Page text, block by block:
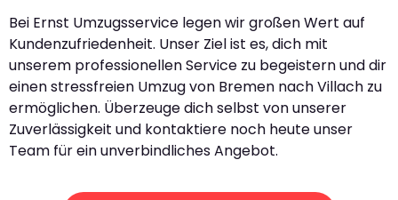
Bei Ernst Umzugsservice legen wir großen Wert auf
Kundenzufriedenheit. Unser Ziel ist es, dich mit
unserem professionellen Service zu begeistern und dir
einen stressfreien Umzug von Bremen nach Villach zu
ermöglichen. Überzeuge dich selbst von unserer
Zuverlässigkeit und kontaktiere noch heute unser
Team für ein unverbindliches Angebot.